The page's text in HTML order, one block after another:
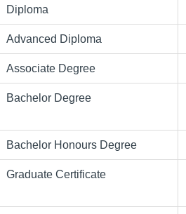
Diploma
Advanced Diploma
Associate Degree
Bachelor Degree
Bachelor Honours Degree
Graduate Certificate